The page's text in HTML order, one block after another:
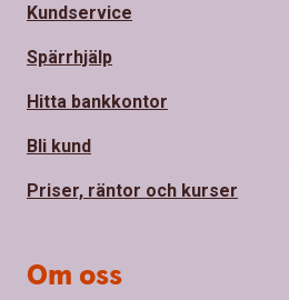
Kundservice
Spärrhjälp
Hitta bankkontor
Bli kund
Priser, räntor och kurser
Om oss